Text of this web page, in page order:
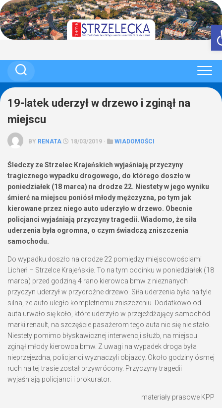
Skip
to
content
19-latek uderzył w drzewo i zginął na
miejscu
BY RENATA 18/03/2019 · WIADOMOŚCI
Śledczy ze Strzelec Krajeńskich wyjaśniają przyczyny
tragicznego wypadku drogowego, do którego doszło w
poniedziałek (18 marca) na drodze 22. Niestety w jego wyniku
śmierć na miejscu poniósł młody mężczyzna, po tym jak
kierowane przez niego auto uderzyło w drzewo. Obecnie
policjanci wyjaśniają przyczyny tragedii. Wiadomo, że siła
uderzenia była ogromna, o czym świadczą zniszczenia
samochodu.
Do wypadku doszło na drodze 22 pomiędzy miejscowościami
Licheń – Strzelce Krajeńskie. To na tym odcinku w poniedziałek (18
marca) przed godziną 4 rano kierowca bmw z nieznanych
przyczyn uderzył w przydrożne drzewo. Siła uderzenia była na tyle
silna, że auto uległo kompletnemu zniszczeniu. Dodatkowo od
auta urwało się koło, które uderzyło w przejeżdżający samochód
marki renault, na szczęście pasażerom tego auta nic się nie stało.
Niestety pomimo błyskawicznej interwencji służb, na miejscu
zginął młody kierowca bmw. Z uwagi na wypadek droga była
nieprzejezdna, policjanci wyznaczyli objazdy. Około godziny ósmej
ruch na tej trasie został przywrócony. Przyczyny tragedii
wyjaśniają policjanci i prokurator.
materiały prasowe KPP